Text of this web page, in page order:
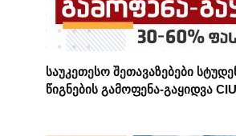
საუკეთესო შეთავაზებები
წიგნების გამოფენა-გაყიდვა